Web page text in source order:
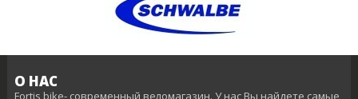
О НАС
Fortis bike- современный веломагазин. У нас Вы найдете самые